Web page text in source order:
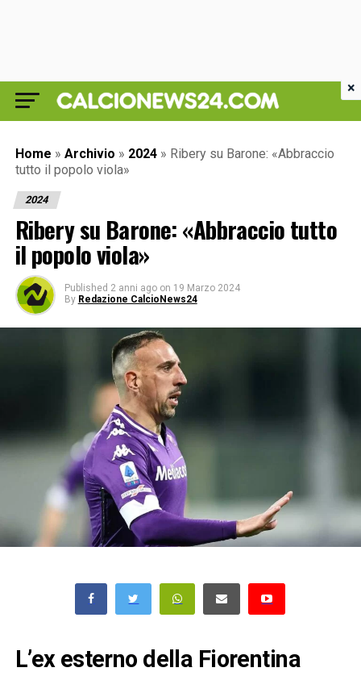
Home » Archivio » 2024 » Ribery su Barone: «Abbraccio
tutto il popolo viola»
2024
Ribery su Barone: «Abbraccio tutto
il popolo viola»
Published 2 anni ago on 19 Marzo 2024
By Redazione CalcioNews24
L’ex esterno della Fiorentina
×